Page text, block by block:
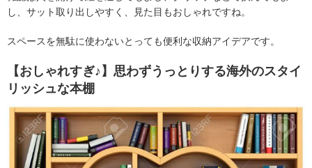
し、サット取り出しやすく、見た目もおしゃれですね。
スペースを無駄に使わないとっても便利な収納アイデアです。
【おしゃれすぎ♪】思わずうっとりする海外のスタイ
リッシュな本棚